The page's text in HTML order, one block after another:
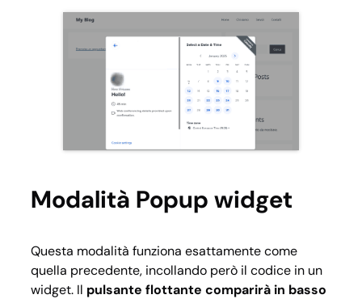
Modalità Popup widget
Questa modalità funziona esattamente come
quella precedente, incollando però il codice in un
widget. Il pulsante flottante comparirà in basso